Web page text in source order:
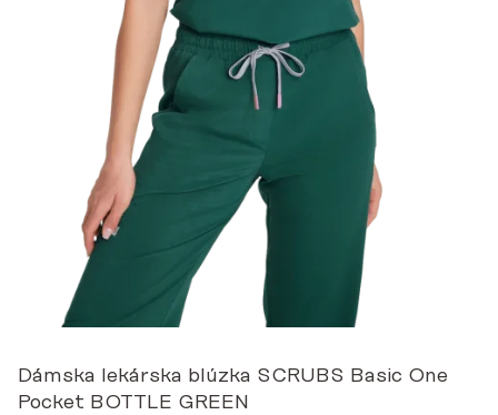
Dámska lekárska blúzka SCRUBS Basic One
Pocket BOTTLE GREEN